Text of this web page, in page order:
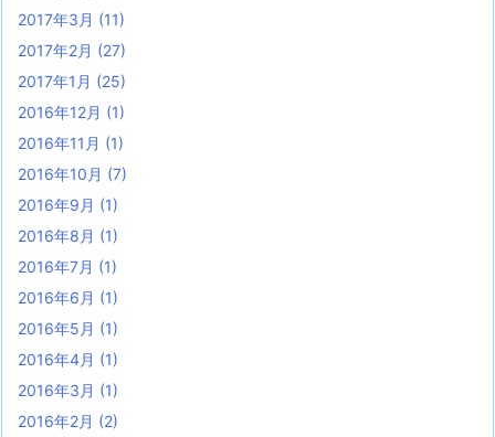
2017年3月 (11)
2017年2月 (27)
2017年1月 (25)
2016年12月 (1)
2016年11月 (1)
2016年10月 (7)
2016年9月 (1)
2016年8月 (1)
2016年7月 (1)
2016年6月 (1)
2016年5月 (1)
2016年4月 (1)
2016年3月 (1)
2016年2月 (2)